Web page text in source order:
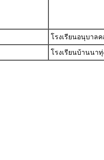
โรงเรียนอนุบาล
โรงเรียนบ้านนา